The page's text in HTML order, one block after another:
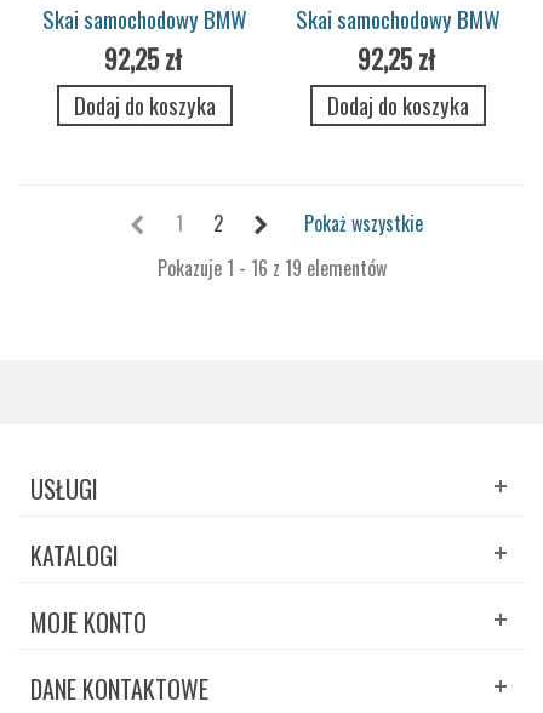
Skai samochodowy BMW
Merino 7709 orion grey
92,25 zł
Dodaj do koszyka
Skai samochodowy BMW
Merino 7704 silver grey
92,25 zł
Dodaj do koszyka
1 2
Pokaż wszystkie
Pokazuje 1 - 16 z 19 elementów
USŁUGI
KATALOGI
MOJE KONTO
DANE KONTAKTOWE